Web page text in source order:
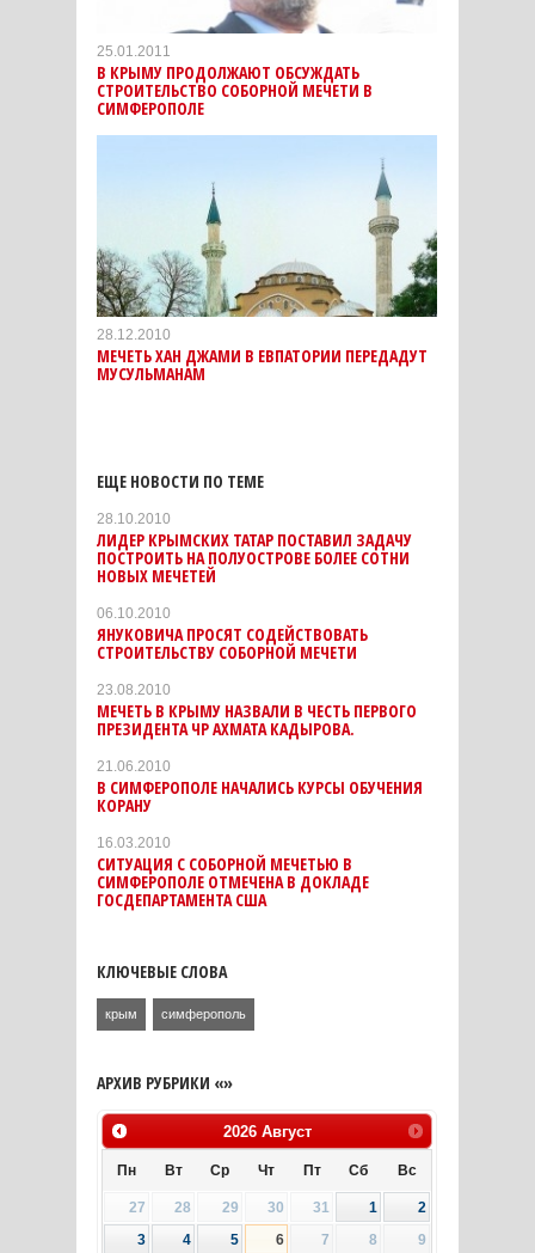
25.01.2011
В КРЫМУ ПРОДОЛЖАЮТ ОБСУЖДАТЬ
СТРОИТЕЛЬСТВО СОБОРНОЙ МЕЧЕТИ В
СИМФЕРОПОЛЕ
28.12.2010
МЕЧЕТЬ ХАН ДЖАМИ В ЕВПАТОРИИ ПЕРЕДАДУТ
МУСУЛЬМАНАМ
ЕЩЕ НОВОСТИ ПО ТЕМЕ
28.10.2010
ЛИДЕР КРЫМСКИХ ТАТАР ПОСТАВИЛ ЗАДАЧУ
ПОСТРОИТЬ НА ПОЛУОСТРОВЕ БОЛЕЕ СОТНИ
НОВЫХ МЕЧЕТЕЙ
06.10.2010
ЯНУКОВИЧА ПРОСЯТ СОДЕЙСТВОВАТЬ
СТРОИТЕЛЬСТВУ СОБОРНОЙ МЕЧЕТИ
23.08.2010
МЕЧЕТЬ В КРЫМУ НАЗВАЛИ В ЧЕСТЬ ПЕРВОГО
ПРЕЗИДЕНТА ЧР АХМАТА КАДЫРОВА.
21.06.2010
В СИМФЕРОПОЛЕ НАЧАЛИСЬ КУРСЫ ОБУЧЕНИЯ
КОРАНУ
16.03.2010
СИТУАЦИЯ С СОБОРНОЙ МЕЧЕТЬЮ В
СИМФЕРОПОЛЕ ОТМЕЧЕНА В ДОКЛАДЕ
ГОСДЕПАРТАМЕНТА США
КЛЮЧЕВЫЕ СЛОВА
крым симферополь
АРХИВ РУБРИКИ «»
2026 Август
Пн Вт Ср Чт Пт Сб Вс
27 28 29 30 31 1
2
3
4 5 6 7 8
9